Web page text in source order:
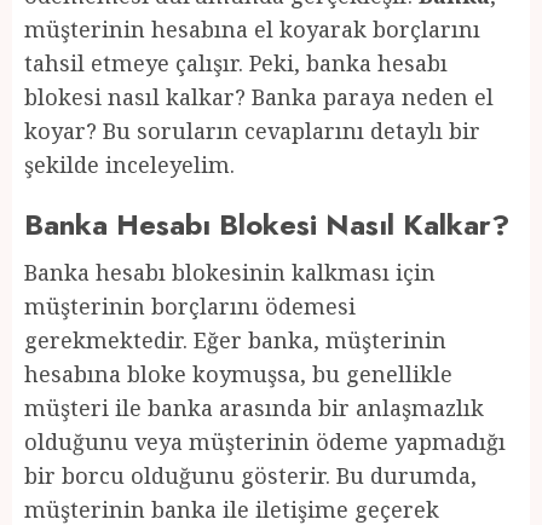
müşterinin hesabına el koyarak borçlarını
tahsil etmeye çalışır. Peki, banka hesabı
blokesi nasıl kalkar? Banka paraya neden el
koyar? Bu soruların cevaplarını detaylı bir
şekilde inceleyelim.
Banka Hesabı Blokesi Nasıl Kalkar?
Banka hesabı blokesinin kalkması için
müşterinin borçlarını ödemesi
gerekmektedir. Eğer banka, müşterinin
hesabına bloke koymuşsa, bu genellikle
müşteri ile banka arasında bir anlaşmazlık
olduğunu veya müşterinin ödeme yapmadığı
bir borcu olduğunu gösterir. Bu durumda,
müşterinin banka ile iletişime geçerek